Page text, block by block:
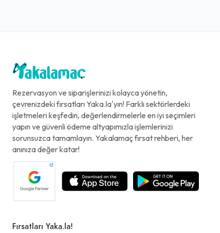
Rezervasyon ve siparişlerinizi kolayca yönetin,
çevrenizdeki fırsatları Yaka.la'yın! Farklı sektörlerdeki
işletmeleri keşfedin, değerlendirmelerle en iyi seçimleri
yapın ve güvenli ödeme altyapımızla işlemlerinizi
sorunsuzca tamamlayın. Yakalamaç fırsat rehberi, her
anınıza değer katar!
Fırsatları Yaka.la!